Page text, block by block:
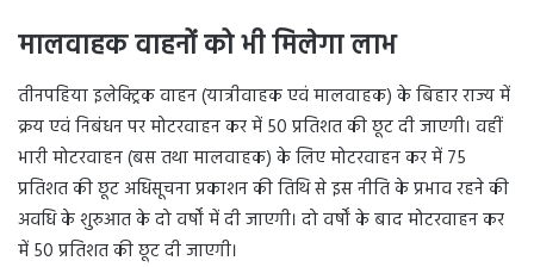
मालवाहक वाहनों को भी मिलेगा लाभ
तीनपहिया इलेक्ट्रिक वाहन (यात्रीवाहक एवं मालवाहक) के बिहार राज्य में
क्रय एवं निबंधन पर मोटरवाहन कर में 50 प्रतिशत की छूट दी जाएगी। वहीं
भारी मोटरवाहन (बस तथा मालवाहक) के लिए मोटरवाहन कर में 75
प्रतिशत की छूट अधिसूचना प्रकाशन की तिथि से इस नीति के प्रभाव रहने की
अवधि के शुरुआत के दो वर्षों में दी जाएगी। दो वर्षों के बाद मोटरवाहन कर
में 50 प्रतिशत की छूट दी जाएगी।